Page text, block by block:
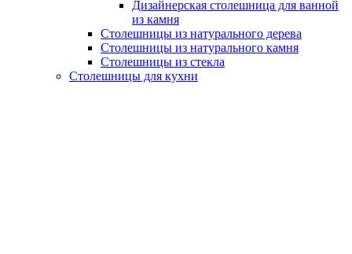
Дизайнерская столешница для ванной
из камня
Столешницы из натурального дерева
Столешницы из натурального камня
Столешницы из стекла
Столешницы для кухни